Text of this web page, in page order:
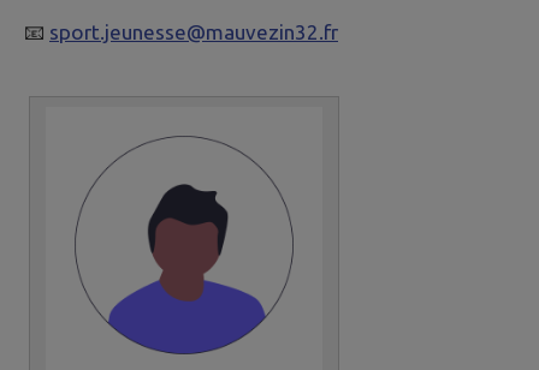
📧 sport.jeunesse@mauvezin32.fr